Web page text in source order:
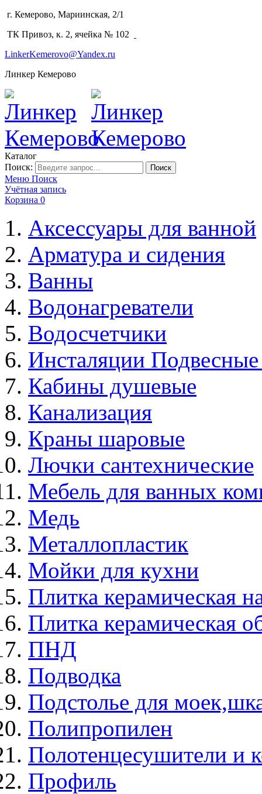
г. Кемерово, Мариинская, 2/1
ТК Привоз, к. 2, ячейка № 102
LinkerKemerovo@Yandex.ru
Линкер Кемерово
Каталог
Поиск:
Поиск
Меню Поиск
Учётная запись
Корзина 0
Аксессуары для ванной
Арматура и сидения
Ванны
Водонагреватели
Водосчетчики
Инсталяции
Кабины душевые
Канализация
Краны шаровые
Лючки сантехнические
Мебель для ванных
Медь
Металлопластик
Мойки для кухни
Плитка керамическая
Плитка керамическая
ПНД
Подводка
Подстолье для
Полипропилен
Полотенцесушители и
Профиль